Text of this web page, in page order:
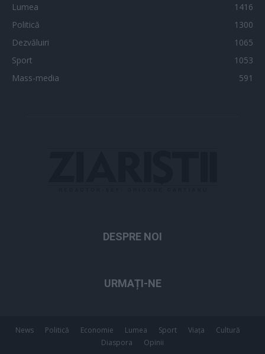
Lumea
1416
Politică
1300
Dezvăluiri
1065
Sport
1053
Mass-media
591
DESPRE NOI
URMAȚI-NE
News Politică Economie Lumea Sport Viața
Cultură
Diaspora
Opinii